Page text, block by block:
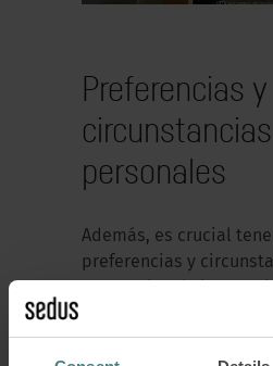
Preferencias y
circunstancias
personales
Además, es crucial
preferencias y
personales como la